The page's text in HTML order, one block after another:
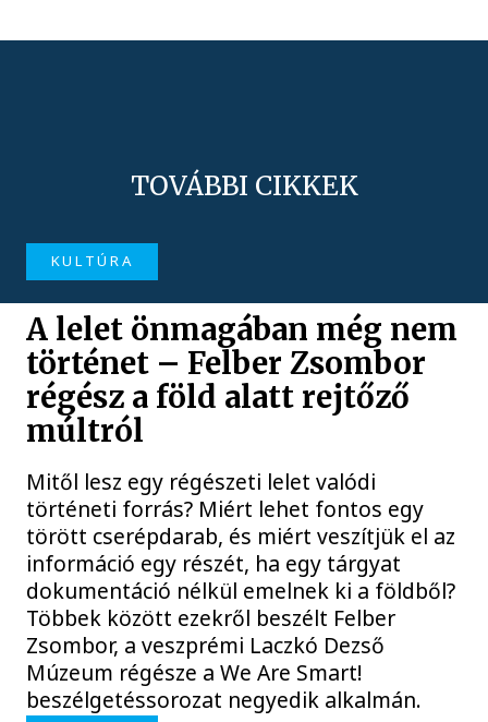
TOVÁBBI CIKKEK
KULTÚRA
A lelet önmagában még nem
történet – Felber Zsombor
régész a föld alatt rejtőző
múltról
Mitől lesz egy régészeti lelet valódi
történeti forrás? Miért lehet fontos egy
törött cserépdarab, és miért veszítjük el az
információ egy részét, ha egy tárgyat
dokumentáció nélkül emelnek ki a földből?
Többek között ezekről beszélt Felber
Zsombor, a veszprémi Laczkó Dezső
Múzeum régésze a We Are Smart!
beszélgetéssorozat negyedik alkalmán.